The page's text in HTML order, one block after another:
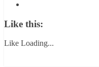
Like this:
Like Loading...